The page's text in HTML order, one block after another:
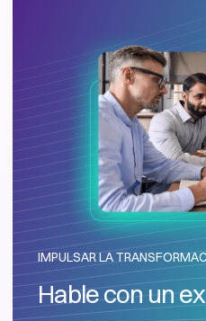
IMPULSAR LA
Hable con un